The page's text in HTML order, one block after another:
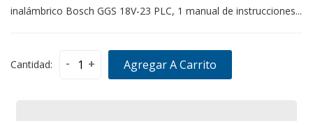
inalámbrico Bosch GGS 18V-23 PLC, 1 manual de instrucciones...
Cantidad: - + Agregar A Carrito